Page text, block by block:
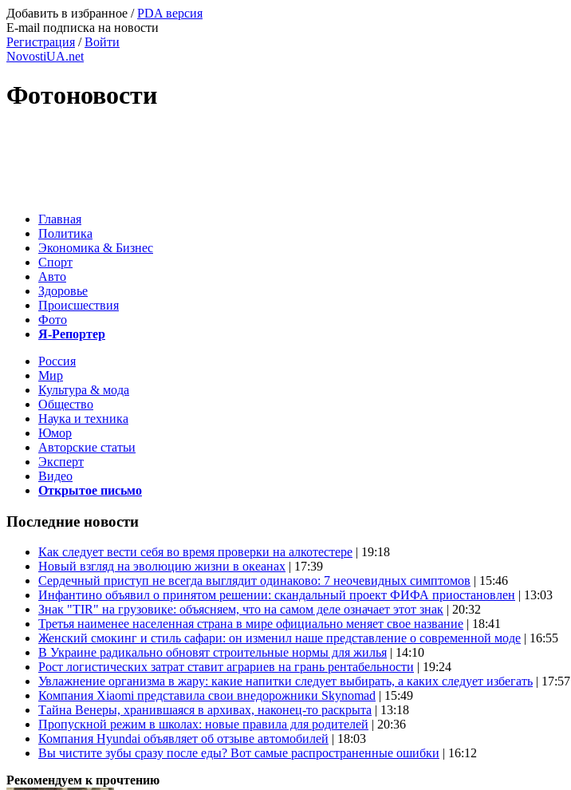
Добавить в избранное /PDA версия
E-mail подписка на новости
Регистрация /Войти
NovostiUA.net
Фотоновости
Главная
Политика
Экономика & Бизнес
Спорт
Авто
Здоровье
Происшествия
Фото
Я-Репортер
Россия
Мир
Культура & мода
Общество
Наука и техника
Юмор
Авторские статьи
Эксперт
Видео
Открытое письмо
Последние новости
Как следует вести себя во время проверки на алкотестере | 19:18
Новый взгляд на эволюцию жизни в океанах | 17:39
Сердечный приступ не всегда выглядит одинаково: 7 неочевидных симптомов | 15:46
Инфантино объявил о принятом решении: скандальный проект ФИФА приостановлен | 13:03
Знак "TIR" на грузовике: объясняем, что на самом деле означает этот знак | 20:32
Третья наименее населенная страна в мире официально меняет свое название | 18:41
Женский смокинг и стиль сафари: он изменил наше представление о современной моде | 16:55
В Украине радикально обновят строительные нормы для жилья | 14:10
Рост логистических затрат ставит аграриев на грань рентабельности | 19:24
Увлажнение организма в жару: какие напитки следует выбирать, а каких следует избегать | 17:57
Компания Xiaomi представила свои внедорожники Skynomad | 15:49
Тайна Венеры, хранившаяся в архивах, наконец-то раскрыта | 13:18
Пропускной режим в школах: новые правила для родителей | 20:36
Компания Hyundai объявляет об отзыве автомобилей | 18:03
Вы чистите зубы сразу после еды? Вот самые распространенные ошибки | 16:12
Рекомендуем к прочтению